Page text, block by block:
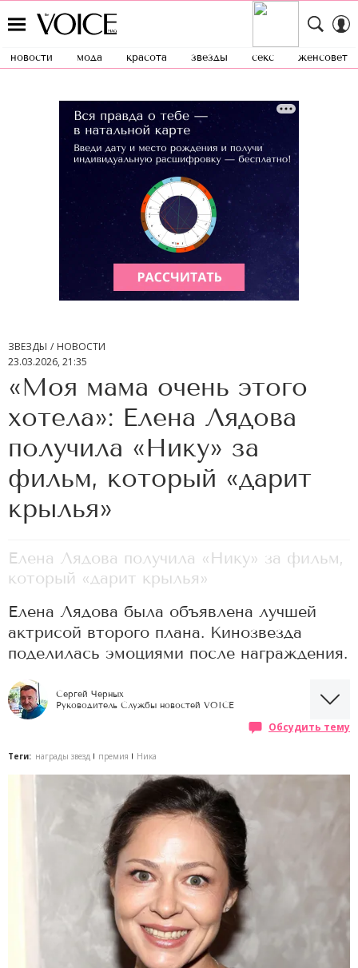
новости мода красота звезды секс женсовет
ЗВЕЗДЫ
НОВОСТИ
23.03.2026, 21:35
«Моя мама очень этого
хотела»: Елена Лядова
получила «Нику» за
фильм, который «дарит
крылья»
Елена Лядова получила «Нику» за фильм,
который «дарит крылья»
Елена Лядова была объявлена лучшей
актрисой второго плана. Кинозвезда
поделилась эмоциями после награждения.
Сергей Черных
Руководитель Службы новостей VOICE
Обсудить тему
Теги: награды звезд премия Ника